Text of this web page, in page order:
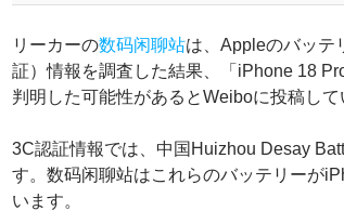
リーカーの数码闲聊站は、Appleのバッテ
証）情報を調査した結果、「iPhone 18
判明した可能性があるとWeiboに投稿して
3C認証情報では、中国Huizhou Desay
す。数码闲聊站はこれらのバッテリーが
います。